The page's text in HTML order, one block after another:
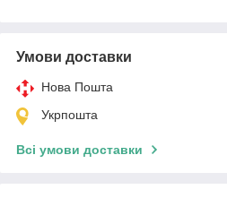
Умови доставки
Нова Пошта
Укрпошта
Всі умови доставки